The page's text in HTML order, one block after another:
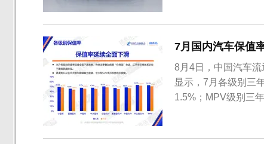
7月国内汽车保值
8月4日，中国汽车
显示，7月各级别三
1.5%；MPV级别三